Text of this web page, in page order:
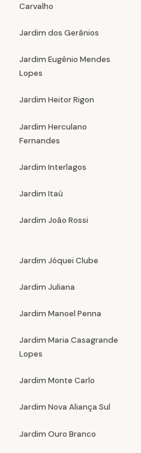
Carvalho
Jardim dos Gerânios
Jardim Eugênio Mendes
Lopes
Jardim Heitor Rigon
Jardim Herculano
Fernandes
Jardim Interlagos
Jardim Itaú
Jardim João Rossi
Jardim Jóquei Clube
Jardim Juliana
Jardim Manoel Penna
Jardim Maria Casagrande
Lopes
Jardim Monte Carlo
Jardim Nova Aliança Sul
Jardim Ouro Branco